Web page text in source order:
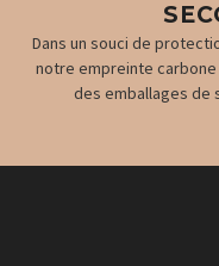
Dans un souci de
notre empreinte
des emballages de